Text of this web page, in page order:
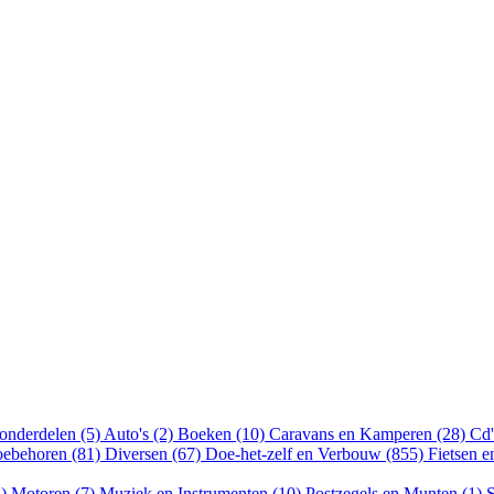
(5) Auto's (2) Boeken (10) Caravans en Kamperen (28)
(81) Diversen (67) Doe-het-zelf en Verbouw (855) Fietsen